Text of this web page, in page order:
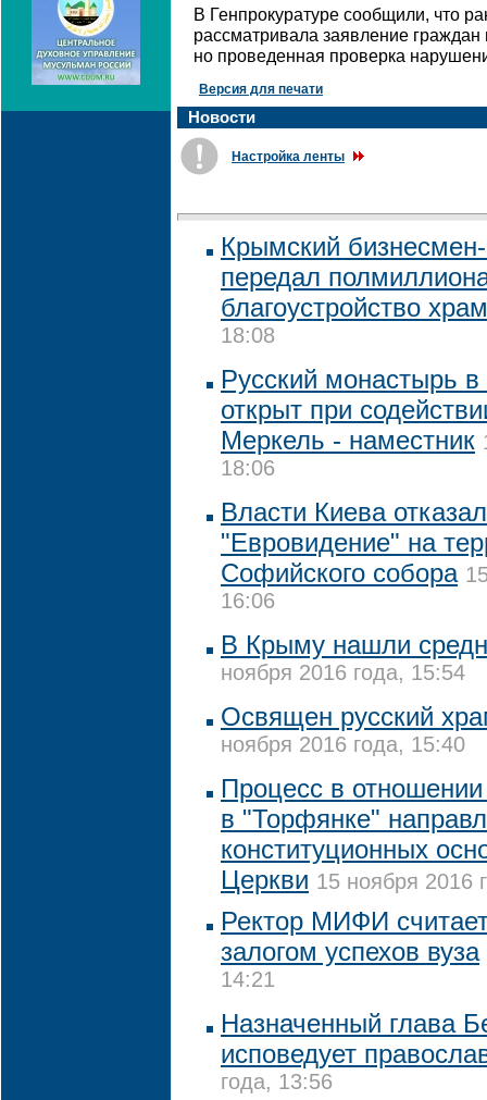
В Генпрокуратуре сообщили, что
рассматривала заявление
но проведенная проверка
Версия для печати
Новости
Настройка ленты
Крымский
передал
благоустройство
18:08
Русский монастырь
открыт при
Меркель - наместник
18:06
Власти Киева
"Евровидение" на
Софийского собора
16:06
В Крыму нашли
ноября 2016 года, 15:54
Освящен русский
ноября 2016 года, 15:40
Процесс в
в "Торфянке"
конституционных
Церкви 15 ноября 2016
Ректор МИФИ
залогом успехов вуза
14:21
Назначенный глава
исповедует
года, 13:56